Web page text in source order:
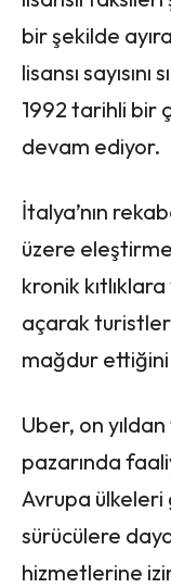
bir şekilde
lisansı
1992 tarihli bir
devam ediyor.
İtalya’nın
üzere
kronik
açarak
mağdur ettiğini
Uber, on
pazarında
Avrupa ülkeleri
sürücülere
hizmetlerine